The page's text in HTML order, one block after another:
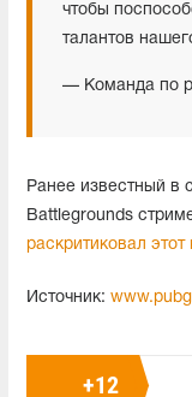
чтобы
талантов
— Команда по
Ранее известный в
Battlegrounds
раскритиковал этот
Источник:
+12